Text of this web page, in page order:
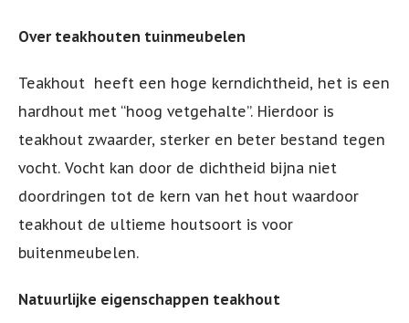
Tuinstoelen inklapbaar
Tuinstoel - AIR XL
Tuinstoel - SKY
Tuinstoel - AIR
Bijzettafel Buiten
Inklapbare Tuintafels
Vierkante Tuintafels
Tuintafels hout
Over teakhouten tuinmeubelen
Teakhout heeft een hoge kerndichtheid, het is een
hardhout met “hoog vetgehalte”. Hierdoor is
teakhout zwaarder, sterker en beter bestand tegen
vocht. Vocht kan door de dichtheid bijna niet
doordringen tot de kern van het hout waardoor
teakhout de ultieme houtsoort is voor
buitenmeubelen.
Natuurlijke eigenschappen teakhout